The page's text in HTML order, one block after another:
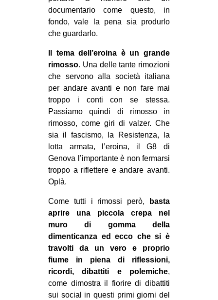
RECENSIONI
INTERNAZIONALE
ESTREMO ORIENTE
EUROPA
MEDIO ORIENTE
MONDO
EVENTI
in
tw
bsky
ms
SEARCH
documentario come questo, in
fondo, vale la pena sia produrlo
che guardarlo.
Il tema dell’eroina è un grande
rimosso. Una delle tante rimozioni
che servono alla società italiana
per andare avanti e non fare mai
troppo i conti con se stessa.
Passiamo quindi di rimosso in
rimosso, come giri di valzer. Che
sia il fascismo, la Resistenza, la
lotta armata, l’eroina, il G8 di
Genova l’importante è non fermarsi
troppo a riflettere e andare avanti.
Oplà.
Come tutti i rimossi però,
basta
aprire una piccola crepa nel
muro di gomma della
dimenticanza ed ecco che si è
travolti da un vero e proprio
fiume in piena di riflessioni,
ricordi, dibattiti e polemiche,
come dimostra il fiorire di dibattiti
sui social in questi primi giorni del